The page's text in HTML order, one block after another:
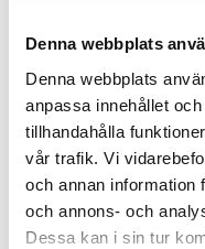
Denna webbplats
Denna webbplats
anpassa innehållet
tillhandahålla
vår trafik. Vi
och annan information
och annons- och
Dessa kan i sin tur
Lagerstatus:
slut kontaktar vi dig.